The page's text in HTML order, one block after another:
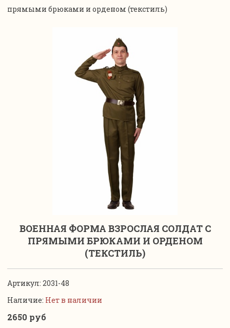
прямыми брюками и орденом (текстиль)
ВОЕННАЯ ФОРМА ВЗРОСЛАЯ СОЛДАТ С
ПРЯМЫМИ БРЮКАМИ И ОРДЕНОМ
(ТЕКСТИЛЬ)
Артикул: 2031-48
Наличие: Нет в наличии
2650 руб